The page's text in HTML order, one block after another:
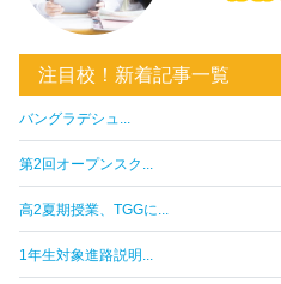
注目校！新着記事一覧
バングラデシュ...
第2回オープンスク...
高2夏期授業、TGGに...
1年生対象進路説明...